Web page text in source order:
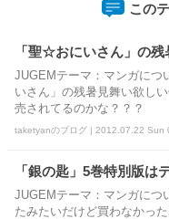
この
「聖☆おにいさん」の残
JUGEMテーマ：マンガに
いさん」の残暑見舞い欲
売されてるのかな？？？
taketyanのブログ | 2012.07.22 Sun
「銀の匙」5巻特別版は
JUGEMテーマ：マンガにつ
たみたいだけど買わなかっ